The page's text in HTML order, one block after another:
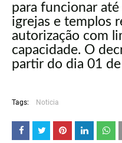
para funcionar
igrejas e templos
autorização com
capacidade. O
partir do dia 01
Tags: Noticia